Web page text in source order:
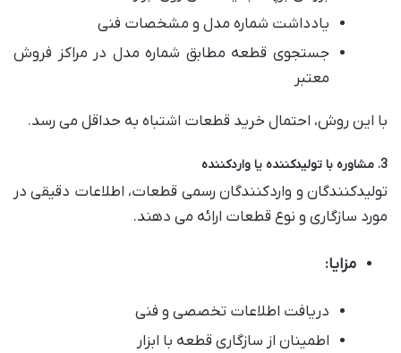
یادداشت شماره مدل و مشخصات فنی
جستجوی قطعه مطابق شماره مدل در مراکز فروش
معتبر
با این روش، احتمال خرید قطعات اشتباه به حداقل می رسد.
3. مشاوره با تولیدکننده یا واردکننده
تولیدکنندگان و واردکنندگان رسمی قطعات، اطلاعات دقیقی در
مورد سازگاری و نوع قطعات ارائه می دهند.
مزایا:
دریافت اطلاعات تخصصی و فنی
اطمینان از سازگاری قطعه با ابزار